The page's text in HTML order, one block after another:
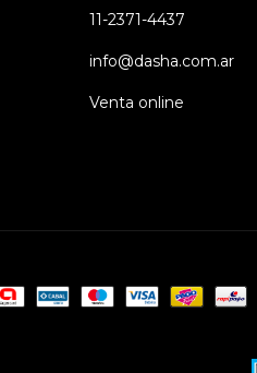
11-2371-4437
info@dasha.com.ar
Venta online